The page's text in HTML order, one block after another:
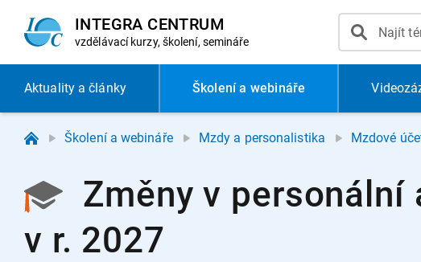
INTEGRA CENTRUM
vzdělávací kurzy, školení, semináře
Aktualitya články Školení a webináře
Školení a webináře Mzdy a personalistika Mzdové
Změny v
v r. 2027